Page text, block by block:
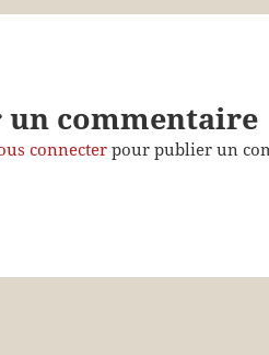
un commentaire
connecterpour publier un